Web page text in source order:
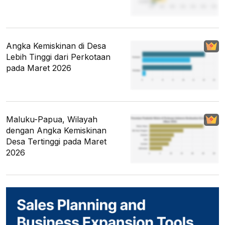
Angka Kemiskinan di Desa
Lebih Tinggi dari Perkotaan
pada Maret 2026
Maluku-Papua, Wilayah
dengan Angka Kemiskinan
Desa Tertinggi pada Maret
2026